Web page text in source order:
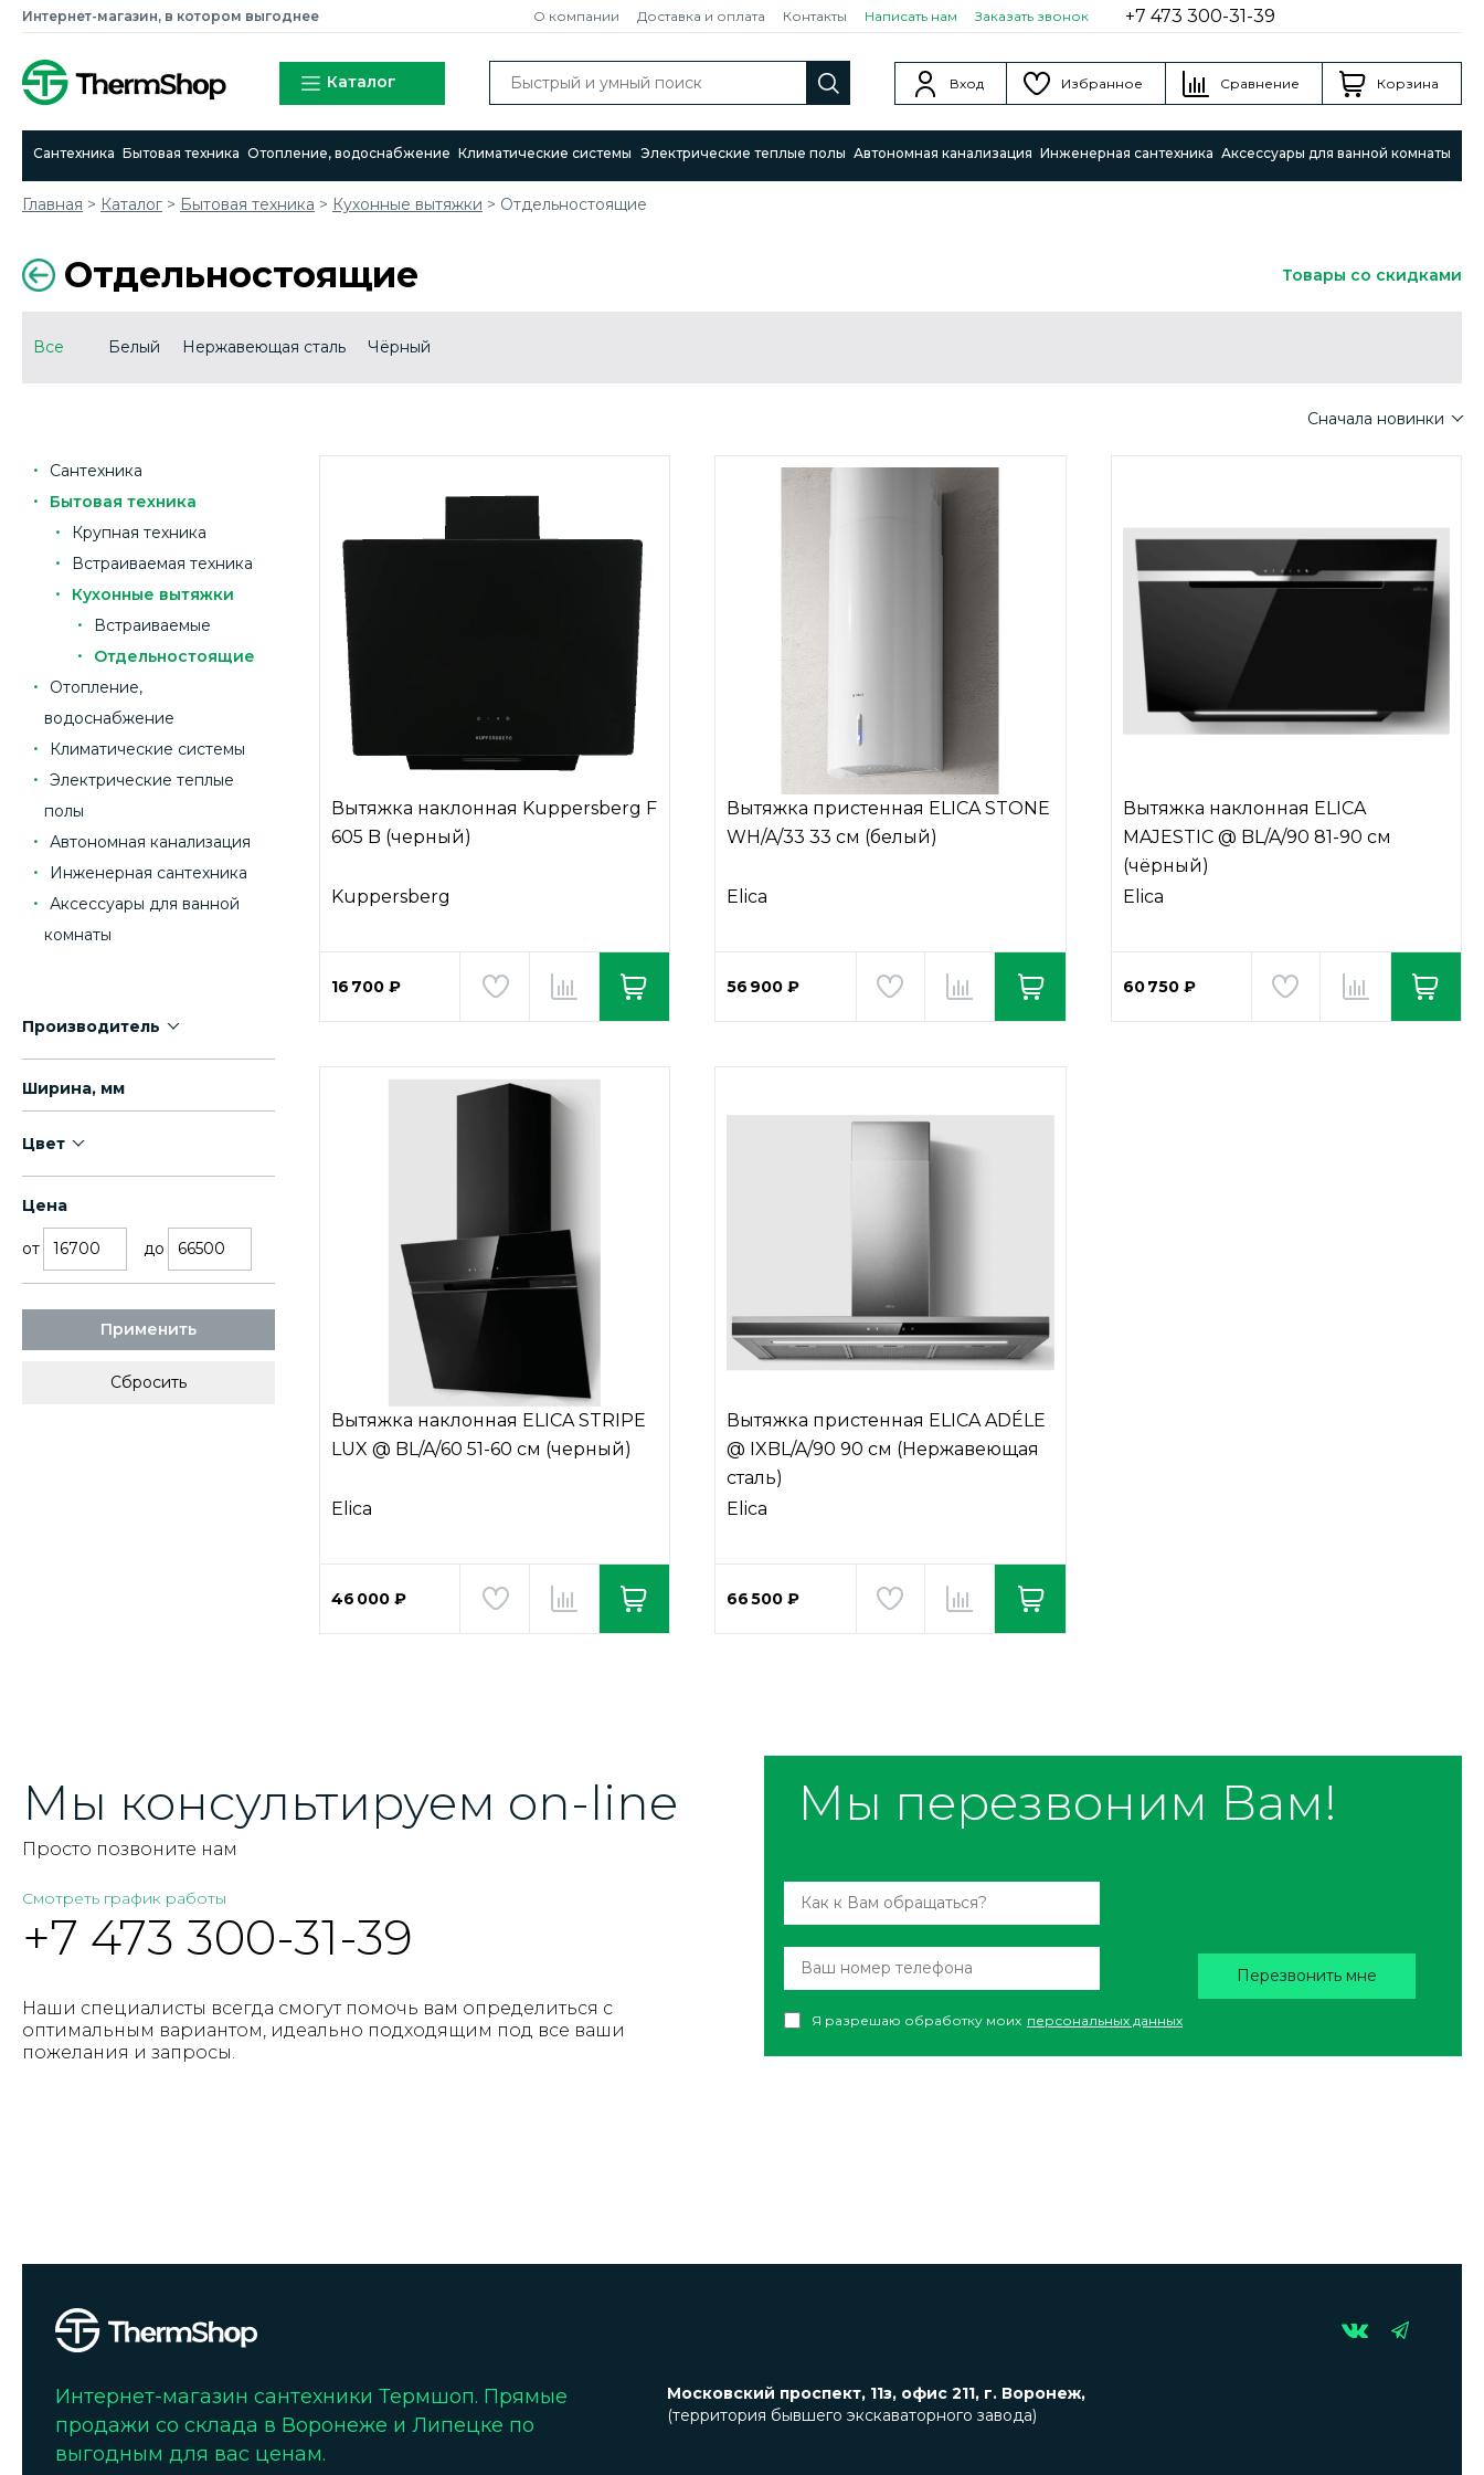
Интернет-магазин, в котором выгоднее О компании Доставка и оплата Контакты Написать нам Заказать звонок +7 473 300-31-39
Каталог Вход Избранное Сравнение Корзина
Сантехника Бытовая техника Отопление, водоснабжение Климатические системы Электрические теплые полы Автономная канализация Инженерная сантехника Аксессуары для ванной комнаты
Главная > Каталог > Бытовая техника > Кухонные вытяжки > Отдельностоящие
Отдельностоящие Товары со скидками
Все Белый Нержавеющая сталь Чёрный
Сначала новинки
Сантехника
Бытовая техника
Крупная техника
Встраиваемая техника
Кухонные вытяжки
Встраиваемые
Отдельностоящие
Отопление,
водоснабжение
Климатические системы
Электрические теплые
полы
Автономная канализация
Инженерная сантехника
Аксессуары для ванной
комнаты
Производитель
Ширина, мм
Цвет
Цена
от до
Применить
Вытяжка наклонная Kuppersberg F
605 B (черный)
Kuppersberg
16 700 ₽
Вытяжка пристенная ELICA STONE
WH/A/33 33 см (белый)
Elica
56 900 ₽
Вытяжка наклонная ELICA
MAJESTIC @ BL/A/90 81-90 см
(чёрный)
Elica
60 750 ₽
Вытяжка наклонная ELICA STRIPE
LUX @ BL/A/60 51-60 см (черный)
Elica
46 000 ₽
Вытяжка пристенная ELICA ADÉLE
@ IXBL/A/90 90 см (Нержавеющая
сталь)
Elica
66 500 ₽
Мы консультируем on-line
Просто позвоните нам
Смотреть график работы
+7 473 300-31-39
Наши специалисты всегда смогут помочь вам определиться с
оптимальным вариантом, идеально подходящим под все ваши
пожелания и запросы.
Мы перезвоним Вам!
Я разрешаю обработку моих персональных данных
Перезвонить мне
Интернет-магазин сантехники Термшоп. Прямые
продажи со склада в Воронеже и Липецке по
выгодным для вас ценам.
Московский проспект, 11з, офис 211, г. Воронеж,
(территория бывшего экскаваторного завода)